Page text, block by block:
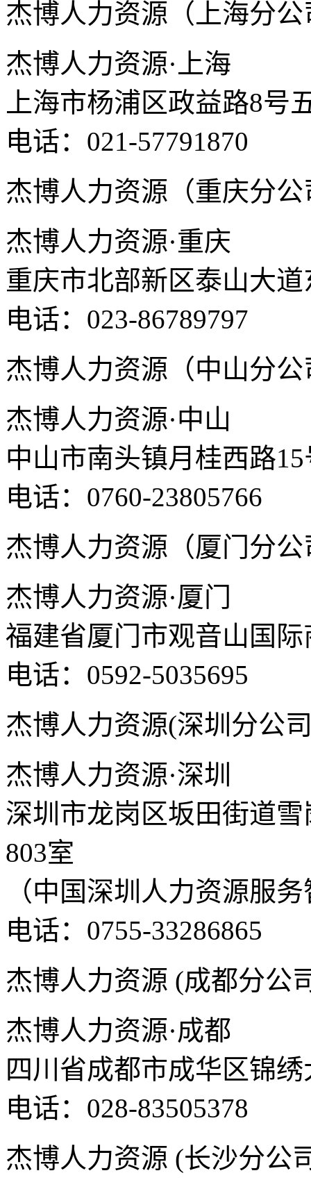
杰博人力资源（上海分公
杰博人力资源·上海
上海市杨浦区政益路8号
电话：021-57791870
杰博人力资源（重庆分公
杰博人力资源·重庆
重庆市北部新区泰山大
电话：023-86789797
杰博人力资源（中山分公
杰博人力资源·中山
中山市南头镇月桂西路
电话：0760-23805766
杰博人力资源（厦门分公
杰博人力资源·厦门
福建省厦门市观音山国
电话：0592-5035695
杰博人力资源(深圳分公
杰博人力资源·深圳
深圳市龙岗区坂田街道
803室
（中国深圳人力资源服
电话：0755-33286865
杰博人力资源 (成都分公
杰博人力资源·成都
四川省成都市成华区锦
电话：028-83505378
杰博人力资源 (长沙分公